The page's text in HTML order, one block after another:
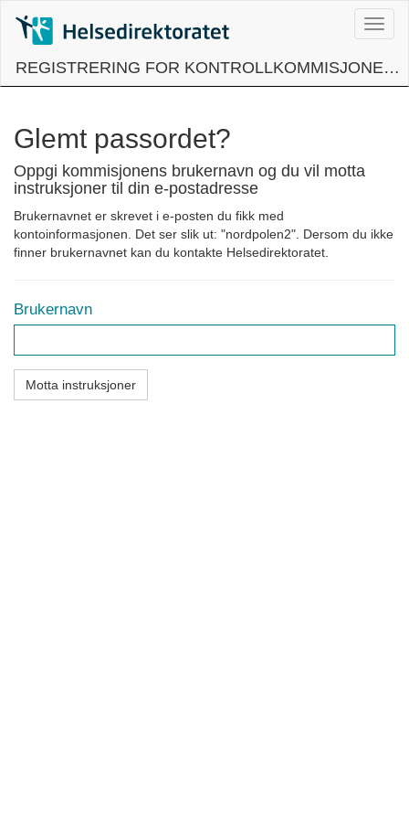
content
REGISTRERING FOR KONTROLLKOMMISJONER I PSYKISK HELSEVERN
Glemt passordet?
Oppgi kommisjonens brukernavn og du vil motta
instruksjoner til din e-postadresse
Brukernavnet er skrevet i e-posten du fikk med
kontoinformasjonen. Det ser slik ut: "nordpolen2". Dersom du ikke
finner brukernavnet kan du kontakte Helsedirektoratet.
Brukernavn